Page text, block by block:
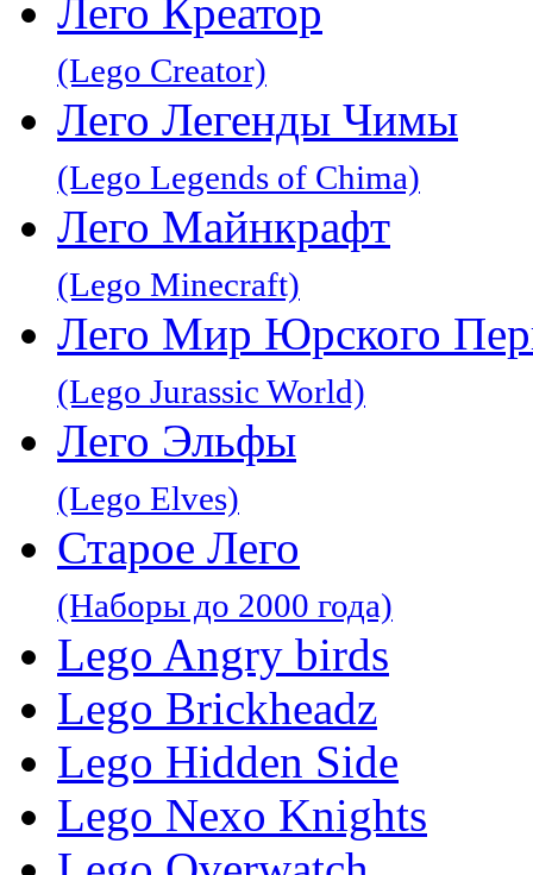
Лего Креатор
(Lego Creator)
Лего Легенды Чимы
(Lego Legends of Chima)
Лего Майнкрафт
(Lego Minecraft)
Лего Мир Юрского
(Lego Jurassic World)
Лего Эльфы
(Lego Elves)
Старое Лего
(Наборы до 2000 года)
Lego Angry birds
Lego Brickheadz
Lego Hidden Side
Lego Nexo Knights